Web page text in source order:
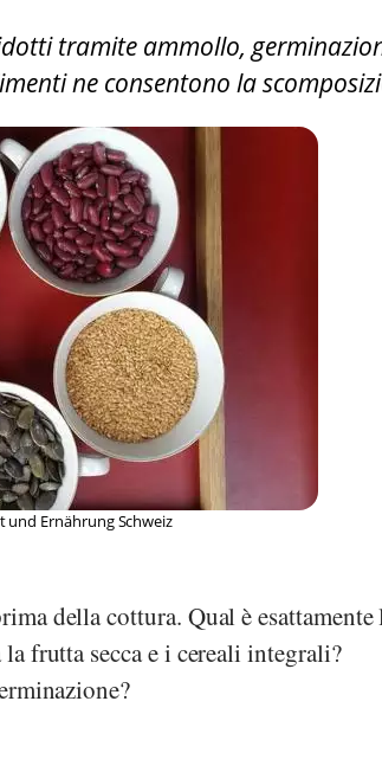
tramite ammollo,
ne consentono la
und Ernährung Schweiz
della cottura. Qual è esattamente
frutta secca e i cereali integrali?